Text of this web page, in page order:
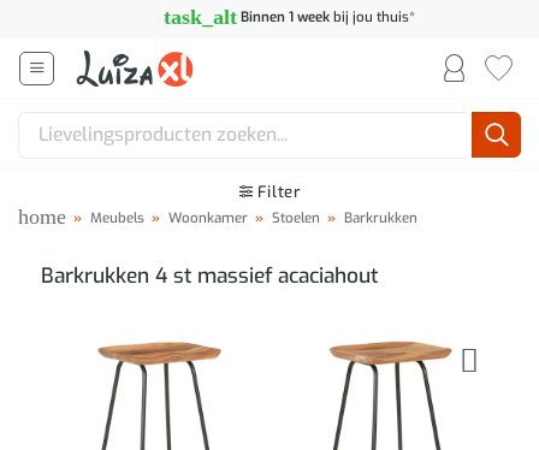
inhoud
task_alt Binnen 1 weekbij jou thuis*
Zoeken
Filter
home » Meubels » Woonkamer » Stoelen » Barkrukken
Barkrukken 4 st massief acaciahout